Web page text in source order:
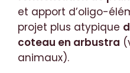
et apport d’oligo-
projet plus atypique
coteau en arbustra
animaux).